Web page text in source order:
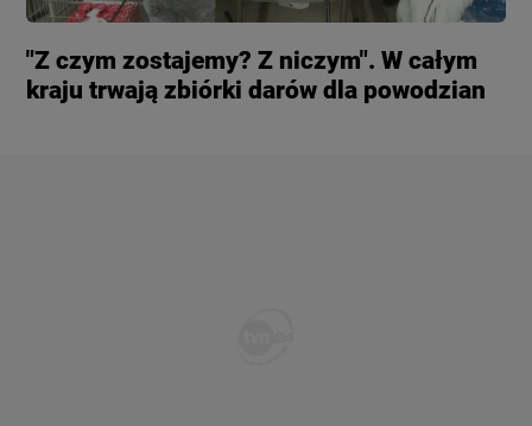
"Z czym zostajemy? Z niczym". W całym
kraju trwają zbiórki darów dla powodzian